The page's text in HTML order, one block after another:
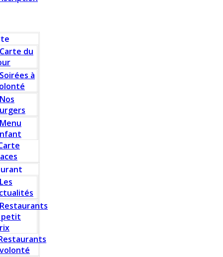
Carte du
Soirées à
Nos
Menu
Les
Restaurants
petit